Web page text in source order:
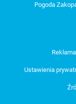
Pogoda
Reklama
Ustawienia